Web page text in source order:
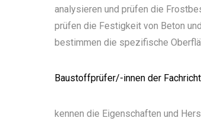
analysieren und prüfen die
prüfen die Festigkeit von Beton
bestimmen die spezifische
Baustoffprüfer/-innen der
kennen die Eigenschaften und